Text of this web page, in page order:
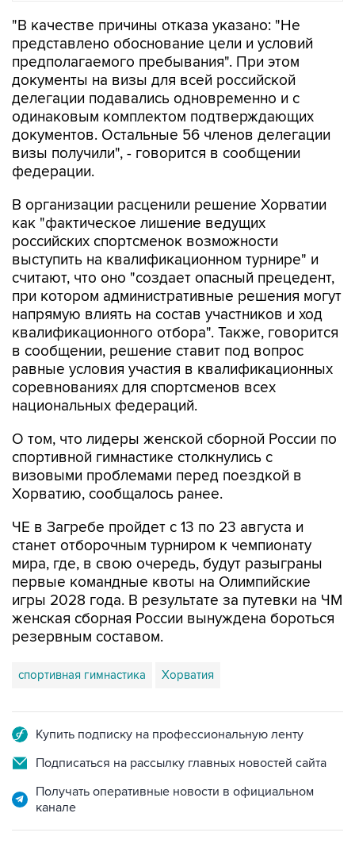
"В качестве причины отказа указано: "Не
представлено обоснование цели и условий
предполагаемого пребывания". При этом
документы на визы для всей российской
делегации подавались одновременно и с
одинаковым комплектом подтверждающих
документов. Остальные 56 членов делегации
визы получили", - говорится в сообщении
федерации.
В организации расценили решение Хорватии
как "фактическое лишение ведущих
российских спортсменок возможности
выступить на квалификационном турнире" и
считают, что оно "создает опасный прецедент,
при котором административные решения могут
напрямую влиять на состав участников и ход
квалификационного отбора". Также, говорится
в сообщении, решение ставит под вопрос
равные условия участия в квалификационных
соревнованиях для спортсменов всех
национальных федераций.
О том, что лидеры женской сборной России по
спортивной гимнастике столкнулись с
визовыми проблемами перед поездкой в
Хорватию, сообщалось ранее.
ЧЕ в Загребе пройдет с 13 по 23 августа и
станет отборочным турниром к чемпионату
мира, где, в свою очередь, будут разыграны
первые командные квоты на Олимпийские
игры 2028 года. В результате за путевки на ЧМ
женская сборная России вынуждена бороться
резервным составом.
спортивная гимнастика Хорватия
Купить подписку на профессиональную ленту
Подписаться на рассылку главных новостей сайта
Получать оперативные новости в официальном
канале